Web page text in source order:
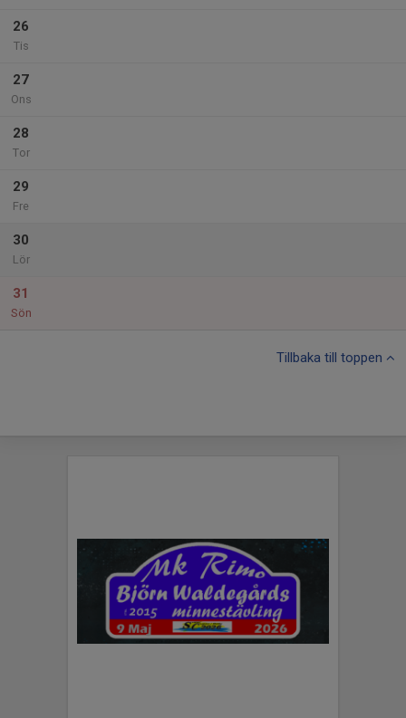
26
Tis
27
Ons
28
Tor
29
Fre
30
Lör
31
Sön
Tillbaka till toppen